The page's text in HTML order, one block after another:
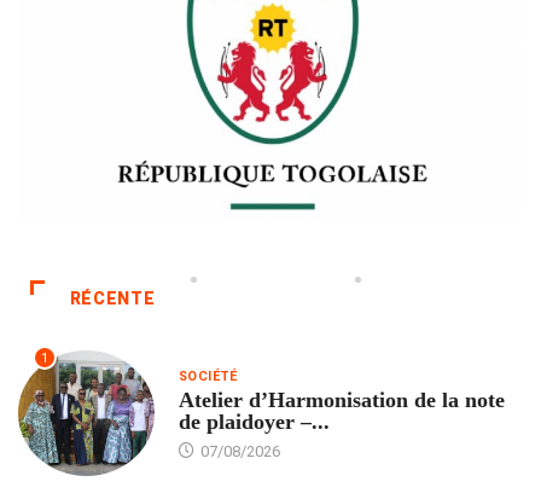
RÉCENTE
1
SOCIÉTÉ
Atelier d’Harmonisation de la note
de plaidoyer –...
07/08/2026